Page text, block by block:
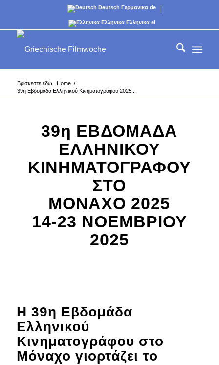
Deutsch Γερμανικα de
Ελληνικα Ελληνικα el
Βρίσκεστε εδώ: Home /
39η Εβδομάδα Ελληνικού Κινηματογράφου 2025...
39η ΕΒΔΟΜΑΔΑ
ΕΛΛΗΝΙΚΟΥ
ΚΙΝΗΜΑΤΟΓΡΑΦΟΥ
ΣΤΟ
ΜΟΝΑΧΟ 2025
14-23 ΝΟΕΜΒΡΙΟΥ
2025
Η 39η Εβδομάδα
Ελληνικού
Κινηματογράφου στο
Μόναχο γιορτάζει το